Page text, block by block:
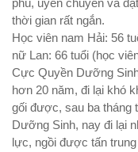
phú, uyển chuyễn và
thời gian rất ngắn.
Học viên nam Hải: 56
nữ Lan: 66 tuổi (học
Cực Quyền Dưỡng
hơn 20 năm, đi lại khó
gối được, sau ba tháng
Dưỡng Sinh, nay đi lại
lực, ngồi được tấn trung